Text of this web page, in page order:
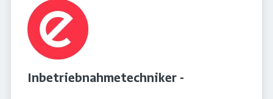
Inbetriebnahmetechniker -